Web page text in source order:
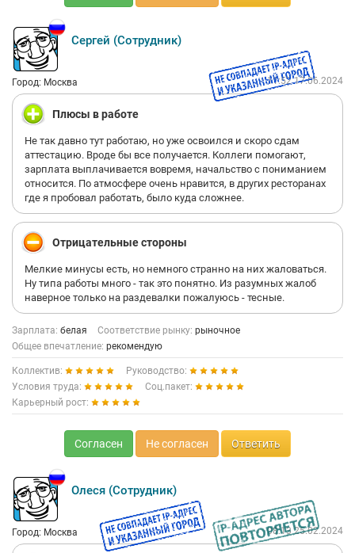
Сергей (Сотрудник)
Город: Москва 11:52 17.06.2024
Плюсы в работе
Не так давно тут работаю, но уже освоился и скоро сдам
аттестацию. Вроде бы все получается. Коллеги помогают,
зарплата выплачивается вовремя, начальство с пониманием
относится. По атмосфере очень нравится, в других ресторанах
где я пробовал работать, было куда сложнее.
Отрицательные стороны
Мелкие минусы есть, но немного странно на них жаловаться.
Ну типа работы много - так это понятно. Из разумных жалоб
наверное только на раздевалки пожалуюсь - тесные.
Зарплата: белая Соответствие рынку: рыночное
Общее впечатление: рекомендую
Коллектив:
Руководство:
Условия труда:
Соц.пакет:
Карьерный рост:
Согласен Не согласен Ответить
Олеся (Сотрудник)
Город: Москва 08:13 25.02.2024